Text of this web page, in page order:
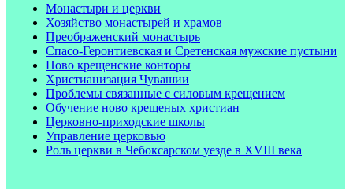
Монастыри и церкви
Хозяйство монастырей и храмов
Преображенский монастырь
Спасо-Геронтиевская и Сретенская мужские пустыни
Ново крещенские конторы
Христианизация Чувашии
Проблемы связанные с силовым крещением
Обучение ново крещеных христиан
Церковно-приходские школы
Управление церковью
Роль церкви в Чебоксарском уезде в XVIII века